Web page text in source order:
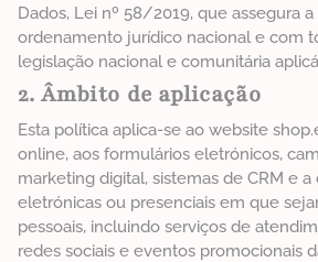
Dados, Lei nº 58/2019, que assegura
ordenamento jurídico nacional e com
legislação nacional e comunitária
2. Âmbito de aplicação
Esta política aplica-se ao website
online, aos formulários eletrónicos,
marketing digital, sistemas de CRM e
eletrónicas ou presenciais em que
pessoais, incluindo serviços de
redes sociais e eventos promocionais